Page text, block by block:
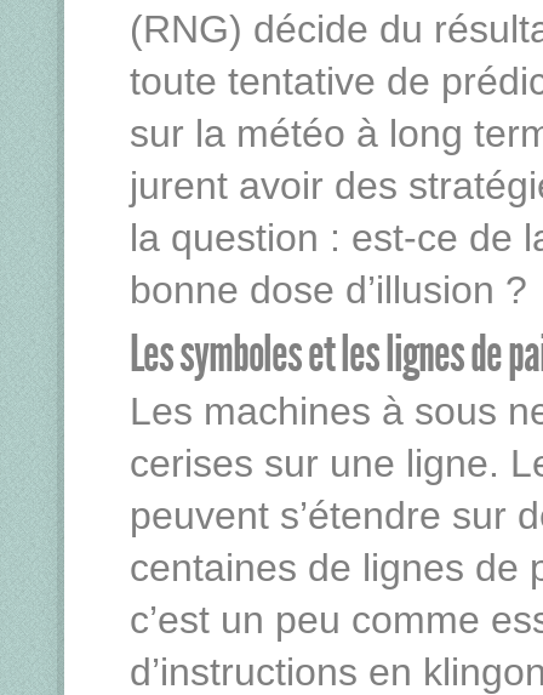
(RNG) décide du
toute tentative de
sur la météo à long
jurent avoir des
la question : est-ce de
bonne dose d’illusion ?
Les symboles et les lignes de
Les machines à sous
cerises sur une ligne.
peuvent s’étendre sur
centaines de lignes de
c’est un peu comme
d’instructions en